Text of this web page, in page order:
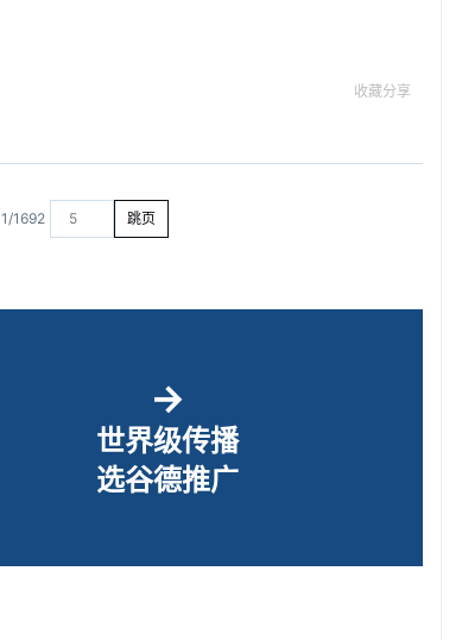
收藏分享
1/1692 跳页
→
世界级传播
选谷德推广